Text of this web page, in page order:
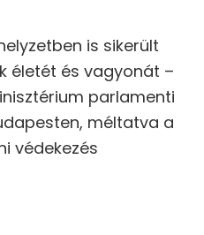
is sikerült
életét és vagyonát –
parlamenti
méltatva a
védekezés